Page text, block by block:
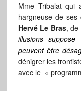
Mme Tribalat
hargneuse de ses
Hervé Le Bras,
illusions
peuvent être
dénigrer les
avec le «